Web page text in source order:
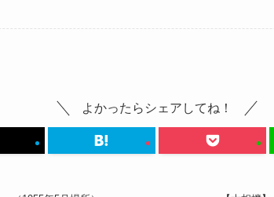
よかったらシェアしてね！